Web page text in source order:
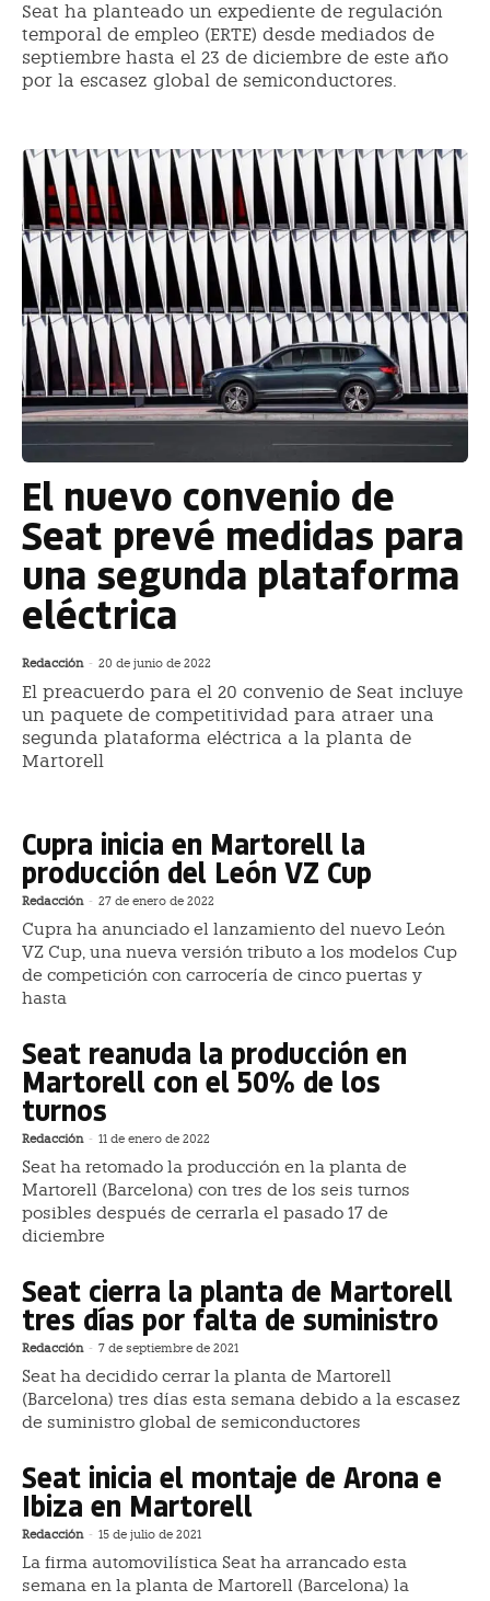
Seat ha planteado un expediente de regulación
temporal de empleo (ERTE) desde mediados de
septiembre hasta el 23 de diciembre de este año
por la escasez global de semiconductores.
El nuevo convenio de
Seat prevé medidas para
una segunda plataforma
eléctrica
Redacción - 20 de junio de 2022
El preacuerdo para el 20 convenio de Seat incluye
un paquete de competitividad para atraer una
segunda plataforma eléctrica a la planta de
Martorell
Cupra inicia en Martorell la
producción del León VZ Cup
Redacción - 27 de enero de 2022
Cupra ha anunciado el lanzamiento del nuevo León
VZ Cup, una nueva versión tributo a los modelos Cup
de competición con carrocería de cinco puertas y
hasta
Seat reanuda la producción en
Martorell con el 50% de los
turnos
Redacción - 11 de enero de 2022
Seat ha retomado la producción en la planta de
Martorell (Barcelona) con tres de los seis turnos
posibles después de cerrarla el pasado 17 de
diciembre
Seat cierra la planta de Martorell
tres días por falta de suministro
Redacción - 7 de septiembre de 2021
Seat ha decidido cerrar la planta de Martorell
(Barcelona) tres días esta semana debido a la escasez
de suministro global de semiconductores
Seat inicia el montaje de Arona e
Ibiza en Martorell
Redacción - 15 de julio de 2021
La firma automovilística Seat ha arrancado esta
semana en la planta de Martorell (Barcelona) la